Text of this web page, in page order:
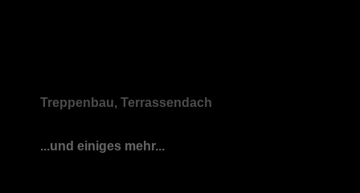
Treppenbau, Terrassendach
...und einiges mehr...